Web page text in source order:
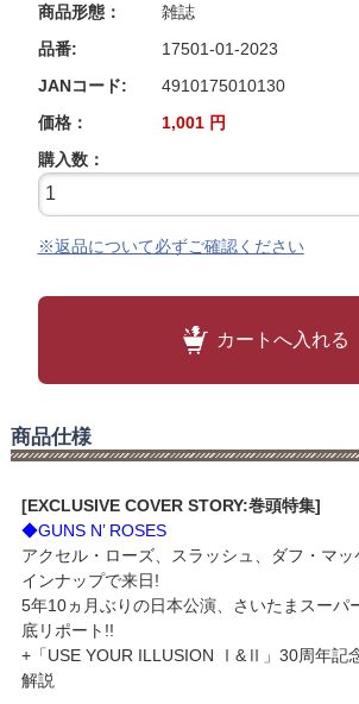
商品形態：
雑誌
品番:
17501-01-2023
JANコード:
4910175010130
価格：
1,001 円
購入数：
※返品について必ずご確認ください
カートへ入れる
商品仕様
[EXCLUSIVE COVER STORY:巻頭特集]
◆GUNS N’ ROSES
アクセル・ローズ、スラッシュ、ダフ・マ
インナップで来日!
5年10ヵ月ぶりの日本公演、さいたまスーパ
底リポート!!
+「USE YOUR ILLUSION Ⅰ&Ⅱ」30周年記
解説